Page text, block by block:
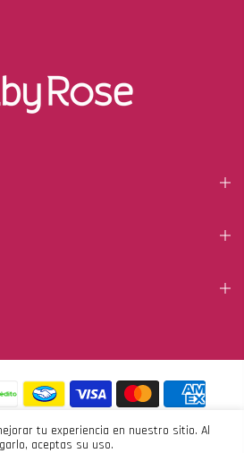
tu experiencia en nuestro sitio. Al
aceptas su uso.